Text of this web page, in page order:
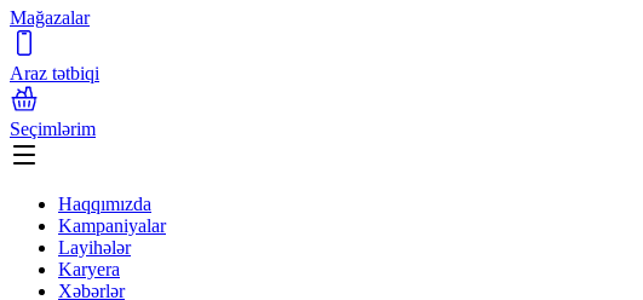
Mağazalar
Araz tətbiqi
Seçimlərim
Haqqımızda
Kampaniyalar
Layihələr
Karyera
Xəbərlər